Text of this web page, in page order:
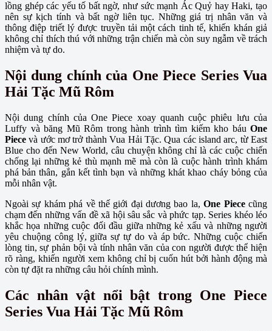
lồng ghép các yếu tố bất ngờ, như sức mạnh Ác Quỷ hay Haki, tạo
nên sự kịch tính và bất ngờ liên tục. Những giá trị nhân văn và
thông điệp triết lý được truyền tải một cách tinh tế, khiến khán giả
không chỉ thích thú với những trận chiến mà còn suy ngẫm về trách
nhiệm và tự do.
Nội dung chính của One Piece Series Vua
Hải Tặc Mũ Rôm
Nội dung chính của One Piece xoay quanh cuộc phiêu lưu của
Luffy và băng Mũ Rôm trong hành trình tìm kiếm kho báu One
Piece và ước mơ trở thành Vua Hải Tặc. Qua các island arc, từ East
Blue cho đến New World, câu chuyện không chỉ là các cuộc chiến
chống lại những kẻ thù mạnh mẽ mà còn là cuộc hành trình khám
phá bản thân, gắn kết tình bạn và những khát khao cháy bỏng của
mỗi nhân vật.
Ngoài sự khám phá về thế giới đại dương bao la,One Piececũng
chạm đến những vấn đề xã hội sâu sắc và phức tạp. Series khéo léo
khắc họa những cuộc đối đầu giữa những kẻ xấu và những người
yêu chuộng công lý, giữa sự tự do và áp bức. Những cuộc chiến
lòng tin, sự phản bội và tính nhân văn của con người được thể hiện
rõ ràng, khiến người xem không chỉ bị cuốn hút bởi hành động mà
còn tự đặt ra những câu hỏi chính mình.
Các nhân vật nổi bật trong One Piece
Series Vua Hải Tặc Mũ Rôm